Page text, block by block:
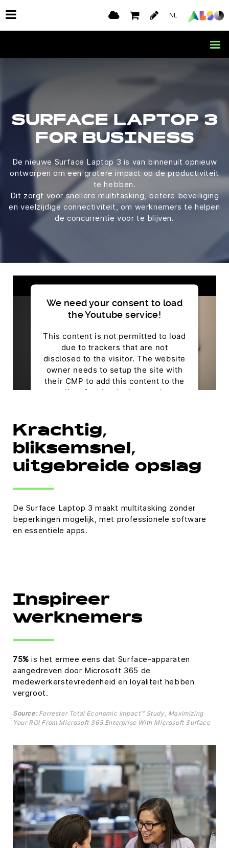
NL
SURFACE LAPTOP 3
FOR BUSINESS
De nieuwe Surface Laptop 3 is van binnenuit opnieuw
ontworpen om een grotere impact op de productiviteit
te hebben.
Dit zorgt voor snellere multitasking, betere beveiliging
en veelzijdige connectiviteit, om werknemers te helpen
de concurrentie voor te blijven.
We need your consent to load
the Youtube service!
This content is not permitted to load
due to trackers that are not
disclosed to the visitor. The website
owner needs to setup the site with
their CMP to add this content to the
list of technologies used.
Usercentrics Consent Management
Platform
Krachtig,
bliksemsnel,
uitgebreide opslag
De Surface Laptop 3 maakt multitasking zonder
beperkingen mogelijk, met professionele software
en essentiële apps.
Inspireer
werknemers
75% is het ermee eens dat Surface-apparaten
aangedreven door Microsoft 365 de
medewerkerstevredenheid en loyaliteit hebben
vergroot.
Source:Forrester Total Economic Impact™ Study, Maximizing
Your ROI From Microsoft 365 Enterprise With Microsoft Surface